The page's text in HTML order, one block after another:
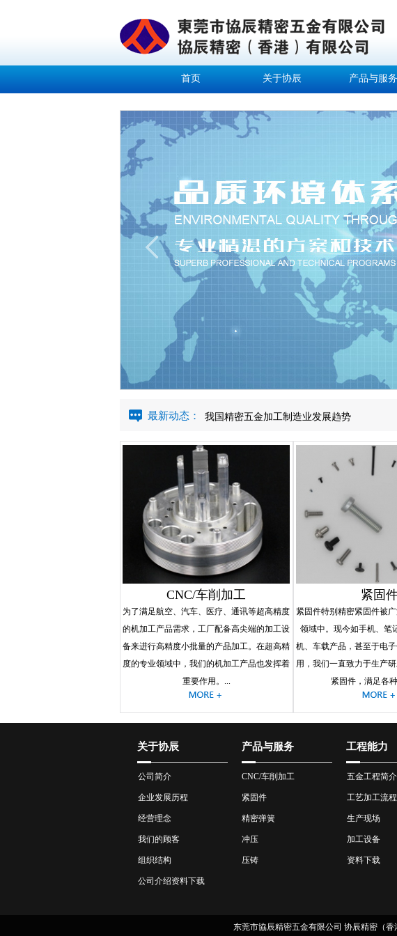
首页 关于协辰 产品与服务
最新动态：
我国精密五金加工制造业发展趋势
我国精密五金加工制造业发展趋势
我国精密五金加工制造业发展趋势
网站上线成功
CNC/车削加工
为了满足航空、汽车、医疗、通讯等超高精度
的机加工产品需求，工厂配备高尖端的加工设
备来进行高精度小批量的产品加工。在超高精
度的专业领域中，我们的机加工产品也发挥着
重要作用。...
紧固
紧固件特别精密紧固件被
领域中。现今如手机、笔
机、车载产品，甚至于电
用，我们一直致力于生产
紧固件，满足各
关于协辰
公司简介
企业发展历程
经营理念
我们的顾客
组织结构
公司介绍资料下载
产品与服务
CNC/车削加工
紧固件
精密弹簧
冲压
压铸
工程能力
五金工程简介
工艺加工流程
生产现场
加工设备
资料下载
东莞市協辰精密五金有限公司 协辰精密（